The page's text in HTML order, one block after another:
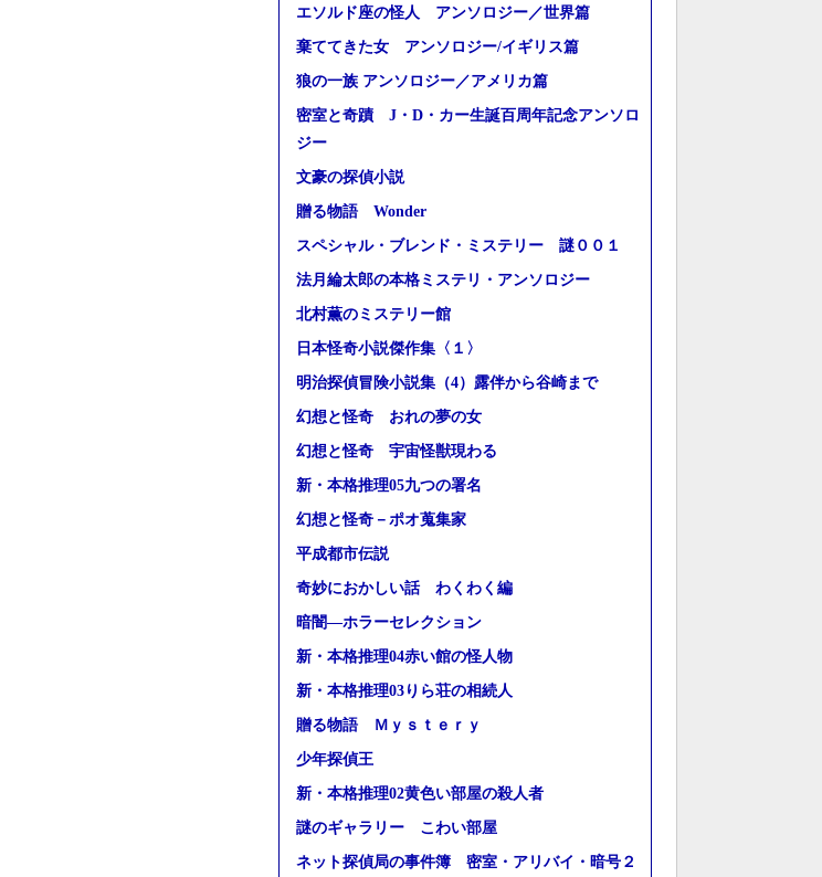
エソルド座の怪人 アンソロジー／世界篇
棄ててきた女 アンソロジー/イギリス篇
狼の一族 アンソロジー／アメリカ篇
密室と奇蹟 J・D・カー生誕百周年記念アンソロ
ジー
文豪の探偵小説
贈る物語 Wonder
スペシャル・ブレンド・ミステリー 謎００１
法月綸太郎の本格ミステリ・アンソロジー
北村薫のミステリー館
日本怪奇小説傑作集〈１〉
明治探偵冒険小説集（4）露伴から谷崎まで
幻想と怪奇 おれの夢の女
幻想と怪奇 宇宙怪獣現わる
新・本格推理05九つの署名
幻想と怪奇－ポオ蒐集家
平成都市伝説
奇妙におかしい話 わくわく編
暗闇―ホラーセレクション
新・本格推理04赤い館の怪人物
新・本格推理03りら荘の相続人
贈る物語 Ｍｙｓｔｅｒｙ
少年探偵王
新・本格推理02黄色い部屋の殺人者
謎のギャラリー こわい部屋
ネット探偵局の事件簿 密室・アリバイ・暗号２